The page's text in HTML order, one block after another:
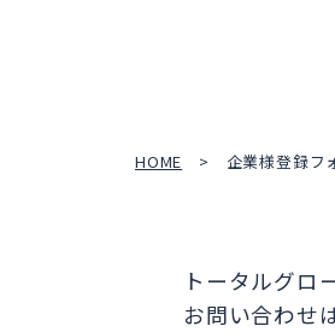
HOME 企業様登録フ
トータルグロ
お問い合わせ